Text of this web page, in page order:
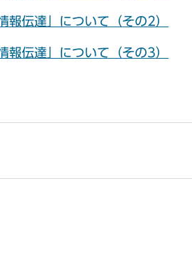
伝達」について（その2）
伝達」について（その3）